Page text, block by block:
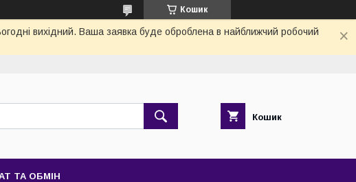
Кошик
вихідний. Ваша заявка буде оброблена в найближчий робочий
Кошик
ТА ОБМІН